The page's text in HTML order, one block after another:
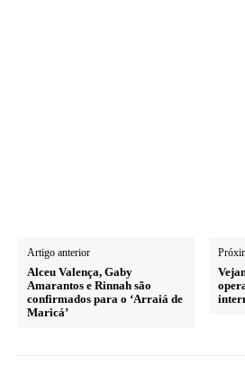
Artigo anterior
Alceu Valença, Gaby
Amarantos e Rinnah são
confirmados para o ‘Arraiá de
Maricá’